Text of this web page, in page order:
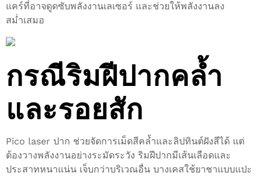
แคร์ที่อาจดูดซับพลังงานเลเซอร์ และช่วยให้พลังงานลง
สม่ำเสมอ
กรณีริมฝีปากคล้ำ
และรอยสัก
Pico laser ปาก ช่วยจัดการเม็ดสีคล้ำและลิปทินต์ฝังสีได้ แต่
ต้องวางพลังงานอย่างระมัดระวัง ริมฝีปากมีเส้นเลือดและ
ประสาทหนาแน่น เจ็บกว่าบริเวณอื่น บางเคสใช้ยาชาแบบแปะ